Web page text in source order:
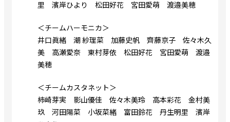
里 濱岸ひより 松田好花 宮田愛萌 渡邉美穂
＜チームハーモニカ＞
井口眞緒 潮 紗理菜 加藤史帆 齊藤京子 佐々木久
美 高瀬愛奈 東村芽依 松田好花 宮田愛萌 渡邉
美穂
＜チームカスタネット＞
柿崎芽実 影山優佳 佐々木美玲 高本彩花 金村美
玖 河田陽菜 小坂菜緒 富田鈴花 丹生明里 濱岸